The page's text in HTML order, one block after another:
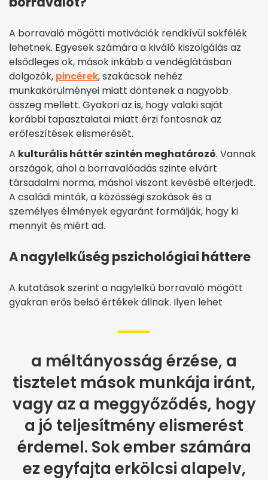
A borravaló mögötti motivációk rendkívül sokfélék
lehetnek. Egyesek számára a kiváló kiszolgálás az
elsődleges ok, mások inkább a vendéglátásban
dolgozók, pincérek, szakácsok nehéz
munkakörülményei miatt döntenek a nagyobb
összeg mellett. Gyakori az is, hogy valaki saját
korábbi tapasztalatai miatt érzi fontosnak az
erőfeszítések elismerését.
A kulturális háttér szintén meghatározó. Vannak
országok, ahol a borravalóadás szinte elvárt
társadalmi norma, máshol viszont kevésbé elterjedt.
A családi minták, a közösségi szokások és a
személyes élmények egyaránt formálják, hogy ki
mennyit és miért ad.
A nagylelkűség pszichológiai háttere
A kutatások szerint a nagylelkű borravaló mögött
gyakran erős belső értékek állnak. Ilyen lehet
a méltányosság érzése, a
tisztelet mások munkája iránt,
vagy az a meggyőződés, hogy
a jó teljesítmény elismerést
érdemel. Sok ember számára
ez egyfajta erkölcsi alapelv,